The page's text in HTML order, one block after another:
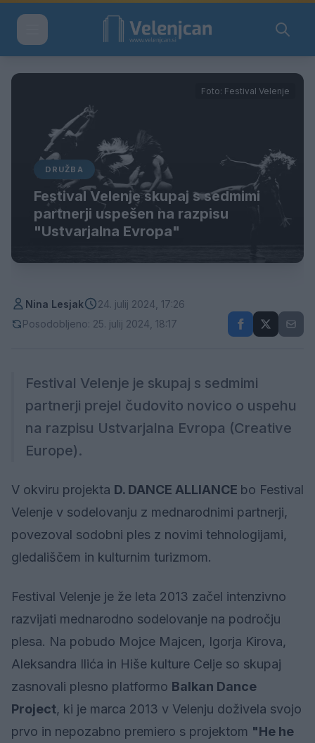
Foto: Festival Velenje
DRUŽBA
Festival Velenje skupaj s sedmimi
partnerji uspešen na razpisu
"Ustvarjalna Evropa"
Nina Lesjak
24. julij 2024, 17:26
Posodobljeno: 25. julij 2024, 18:17
Festival Velenje je skupaj s sedmimi
partnerji prejel čudovito novico o uspehu
na razpisu Ustvarjalna Evropa (Creative
Europe).
V okviru projekta D. DANCE ALLIANCE bo Festival
Velenje v sodelovanju z mednarodnimi partnerji,
povezoval sodobni ples z novimi tehnologijami,
gledališčem in kulturnim turizmom.
Festival Velenje je že leta 2013 začel intenzivno
razvijati mednarodno sodelovanje na področju
plesa. Na pobudo Mojce Majcen, Igorja Kirova,
Aleksandra Ilića in Hiše kulture Celje so skupaj
zasnovali plesno platformo Balkan Dance
Project, ki je marca 2013 v Velenju doživela svojo
prvo in nepozabno premiero s projektom "He he